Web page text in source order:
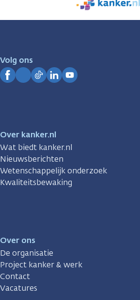
We
zijn
Volg ons
Over kanker.nl
Wat biedt kanker.nl
Nieuwsberichten
Wetenschappelijk onderzoek
Kwaliteitsbewaking
Over ons
De organisatie
Project kanker & werk
Contact
Vacatures